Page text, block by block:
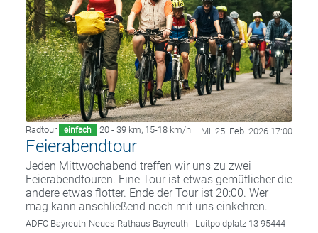
Radtour einfach 20 - 39 km, 15-18 km/h Mi. 25. Feb. 2026 17:00
Feierabendtour
Jeden Mittwochabend treffen wir uns zu zwei
Feierabendtouren. Eine Tour ist etwas gemütlicher die
andere etwas flotter. Ende der Tour ist 20:00. Wer
mag kann anschließend noch mit uns einkehren.
ADFC Bayreuth Neues Rathaus Bayreuth - Luitpoldplatz 13 95444